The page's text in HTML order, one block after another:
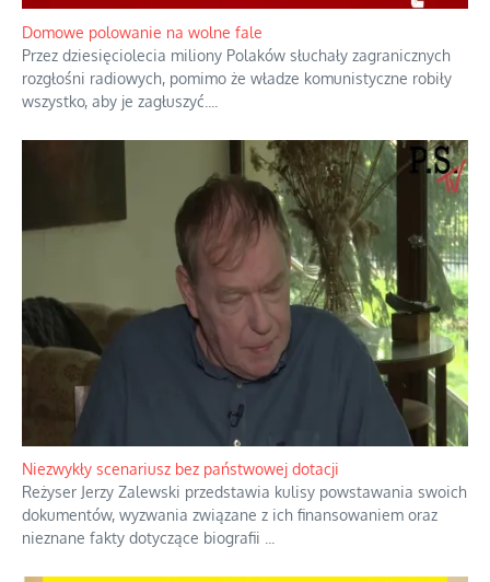
Domowe polowanie na wolne fale
Przez dziesięciolecia miliony Polaków słuchały zagranicznych
rozgłośni radiowych, pomimo że władze komunistyczne robiły
wszystko, aby je zagłuszyć.
Niezwykły scenariusz bez państwowej dotacji
Reżyser Jerzy Zalewski przedstawia kulisy powstawania swoich
dokumentów, wyzwania związane z ich finansowaniem oraz
nieznane fakty dotyczące biografii